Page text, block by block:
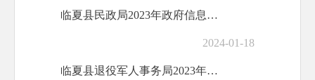
临夏县民政局2023年政府信息公开工作年...
2024-01-18
临夏县退役军人事务局2023年政府信息公...